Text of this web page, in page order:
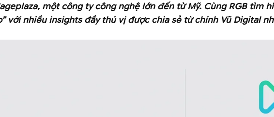
một công ty công nghệ lớn đến từ Mỹ. Cùng RGB tìm
với nhiều insights đầy thú vị được chia sẻ từ chính Vũ Digital